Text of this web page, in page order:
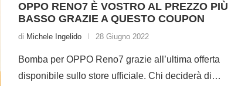
OPPO RENO7 È VOSTRO AL PREZZO PIÙ
BASSO GRAZIE A QUESTO COUPON
di Michele Ingelido 28 Giugno 2022
Bomba per OPPO Reno7 grazie all’ultima offerta
disponibile sullo store ufficiale. Chi deciderà di…